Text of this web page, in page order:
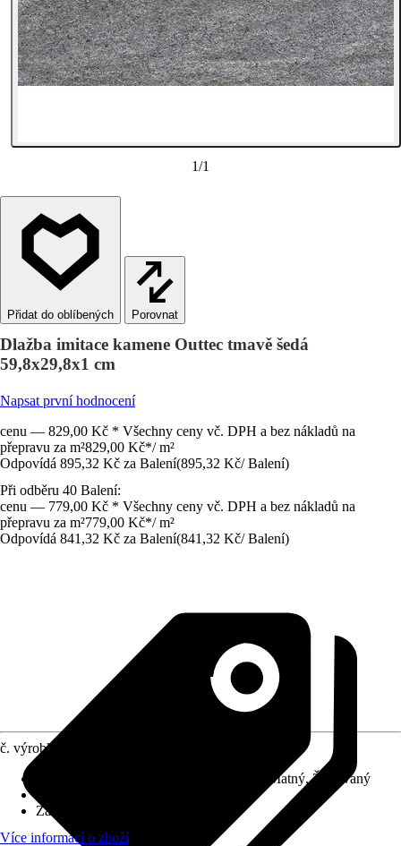
1/1
Porovnat
Dlažba imitace kamene Outtec tmavě šedá
59,8x29,8x1 cm
Napsat první hodnocení
cenu — 829,00 Kč * Všechny ceny vč. DPH a bez nákladů na
přepravu za m²829,00 Kč*/ m²
Odpovídá 895,32 Kč za Balení(895,32 Kč/ Balení)
Při odběru 40 Balení:
cenu — 779,00 Kč * Všechny ceny vč. DPH a bez nákladů na
přepravu za m²779,00 Kč*/ m²
Odpovídá 841,32 Kč za Balení(841,32 Kč/ Balení)
č. výrobku
Hrubá struktura, Matný, Žilkovaný
Základní barva
Více informací o zboží